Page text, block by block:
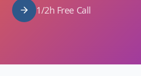
1/2h Free Call